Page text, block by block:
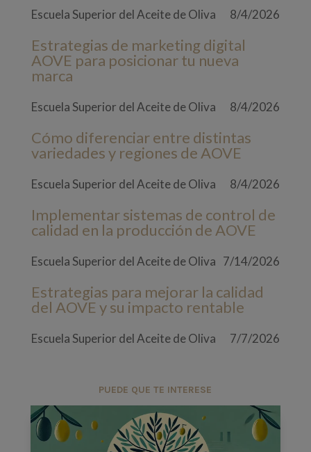
Escuela Superior del Aceite de Oliva 8/4/2026
Estrategias de marketing digital
AOVE para posicionar tu nueva
marca
Escuela Superior del Aceite de Oliva 8/4/2026
Cómo diferenciar entre distintas
variedades y regiones de AOVE
Escuela Superior del Aceite de Oliva 8/4/2026
Implementar sistemas de control de
calidad en la producción de AOVE
Escuela Superior del Aceite de Oliva 7/14/2026
Estrategias para mejorar la calidad
del AOVE y su impacto rentable
Escuela Superior del Aceite de Oliva 7/7/2026
PUEDE QUE TE INTERESE